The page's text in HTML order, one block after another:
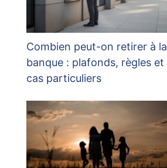
Combien peut-on retirer à la
banque : plafonds, règles et
cas particuliers